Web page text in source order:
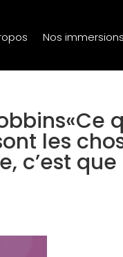
Nos immersions
les
c’est